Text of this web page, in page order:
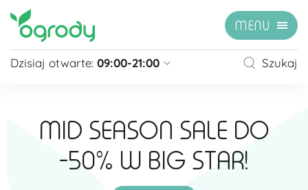
MENU
Dzisiaj otwarte: 09:00-21:00
Niedziela
zamknięte
Niedziela handlowa
10:00 - 20:00
zobacz więcej »
Szukaj
MID SEASON SALE DO
-50% W BIG STAR!